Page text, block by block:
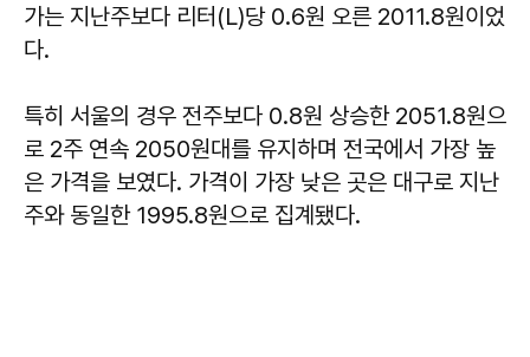
가는 지난주보다 리터(L)당 0.6원 오른 2011.8원이었
다.
특히 서울의 경우 전주보다 0.8원 상승한 2051.8원으
로 2주 연속 2050원대를 유지하며 전국에서 가장 높
은 가격을 보였다. 가격이 가장 낮은 곳은 대구로 지난
주와 동일한 1995.8원으로 집계됐다.